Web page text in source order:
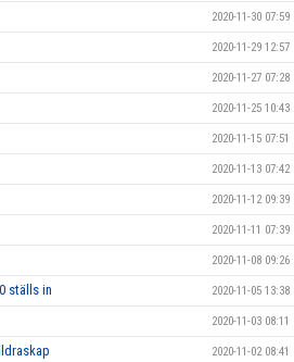
2020-11-30 07:59
2020-11-29 12:57
2020-11-27 07:28
2020-11-25 10:43
2020-11-15 07:51
2020-11-13 07:42
2020-11-12 09:39
2020-11-11 07:39
2020-11-08 09:26
ställs in 2020-11-05 13:38
2020-11-03 08:11
2020-11-02 08:41